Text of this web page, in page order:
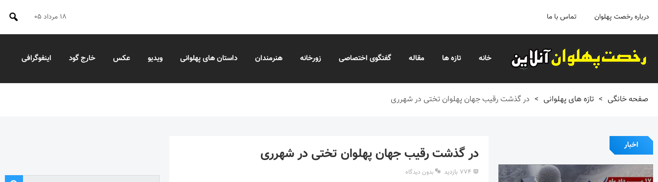
درباره رخصت پهلوان تماس با ما ۱۸ مرداد ۰۵
خانه تازه ها مقاله گفتگوی اختصاصی زورخانه هنرمندان داستان های پهلوانی ویدیو عکس خارج گود اینفوگرافی
صفحه خانگی > تازه های پهلوانی > در گذشت رقیب جهان پهلوان تختی در شهرری
اخبار در گذشت رقیب جهان پهلوان تختی در شهرری
۷۷۴ بازدید بدون دیدگاه